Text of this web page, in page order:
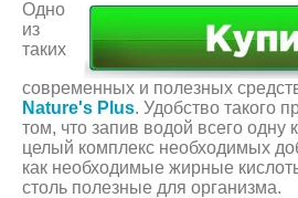
Одно
из
таких
современных и полезных
Nature's Plus. Удобство такого
том, что запив водой всего одну
целый комплекс необходимых
как необходимые жирные
столь полезные для организма.